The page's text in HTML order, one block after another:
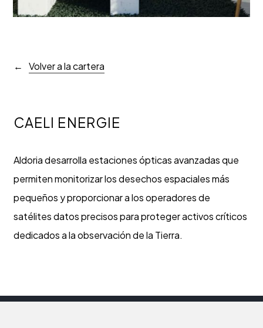
Volver a la cartera
CAELI ENERGIE
Aldoria desarrolla estaciones ópticas avanzadas que
permiten monitorizar los desechos espaciales más
pequeños y proporcionar a los operadores de
satélites datos precisos para proteger activos críticos
dedicados a la observación de la Tierra.